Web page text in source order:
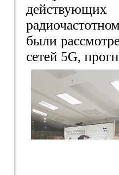
были
сетей 5G,